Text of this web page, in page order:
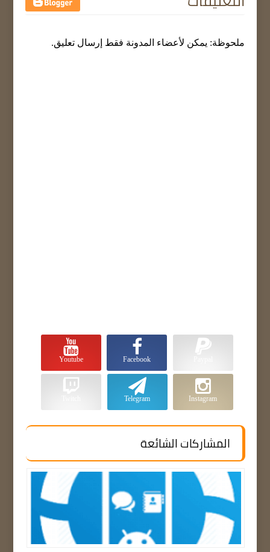
ملحوظة: يمكن لأعضاء المدونة فقط إرسال تعليق.
Facebook
Youtube
Instagram
Telegram
المشاركات الشائعة